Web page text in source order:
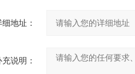
细地址：
充说明：